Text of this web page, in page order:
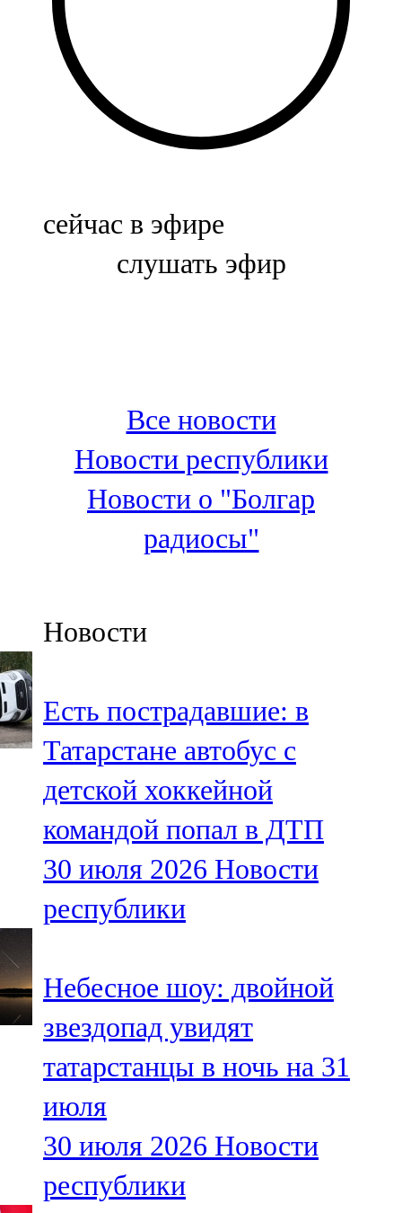
104,9 FM
Баулы
107,5 FM
Биләр
Болгар
100,3 FM
Зәй
106,6 FM
Кадыбаш
105,2 FM
91,5 FM
106,1 FM
Кама тамагы
71,51 FM
Кукмара
107,9 FM
Лениногорский
Мамадыш
106,2 FM
Минзәлә
107,3 FM
Мөслим
100,0 FM
сейчас в эфире
слушать эфир
Все новости
Новости республики
Новости о "Болгар
радиосы"
Новости
Есть пострадавшие: в
Татарстане автобус с
детской хоккейной
командой попал в ДТП
30 июля 2026 Новости
республики
Небесное шоу: двойной
звездопад увидят
татарстанцы в ночь на 31
июля
30 июля 2026 Новости
республики